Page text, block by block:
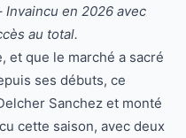
Invaincu en 2026 avec
au total.
et que le marché a sacré
ses débuts, ce
Sanchez et monté
cette saison, avec deux